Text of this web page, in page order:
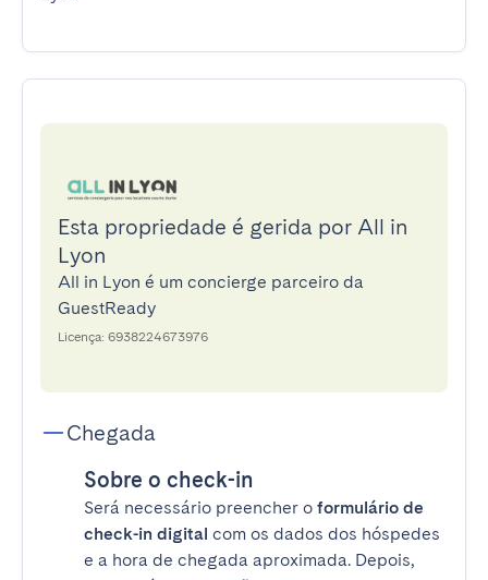
Esta propriedade é gerida por All in
Lyon
All in Lyon é um concierge parceiro da
GuestReady
Licença: 6938224673976
Chegada
Sobre o check-in
Será necessário preencher o formulário de
check-in digital com os dados dos hóspedes
e a hora de chegada aproximada. Depois,